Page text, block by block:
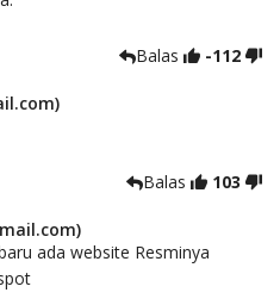
Balas
-112
Balas
103
ada website Resminya